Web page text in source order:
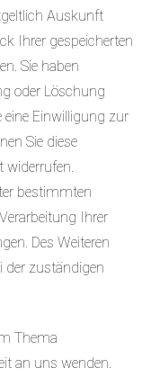
Auskunft
Ihrer gespeicherten
Sie haben
oder Löschung
eine Einwilligung zur
Sie diese
widerrufen.
bestimmten
Ihrer
Des Weiteren
der zuständigen
Thema
an uns wenden.